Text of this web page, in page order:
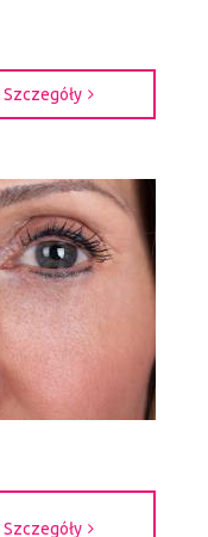
Szczegóły
Szczegóły